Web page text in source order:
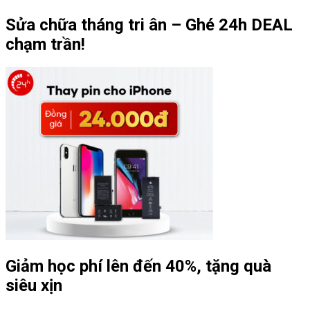
Sửa chữa tháng tri ân – Ghé 24h DEAL
chạm trần!
Giảm học phí lên đến 40%, tặng quà
siêu xịn